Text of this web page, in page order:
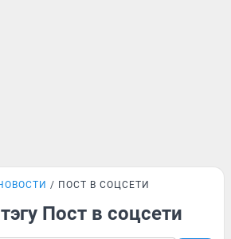
ПОСТ В СОЦСЕТИ
Пост в соцсети